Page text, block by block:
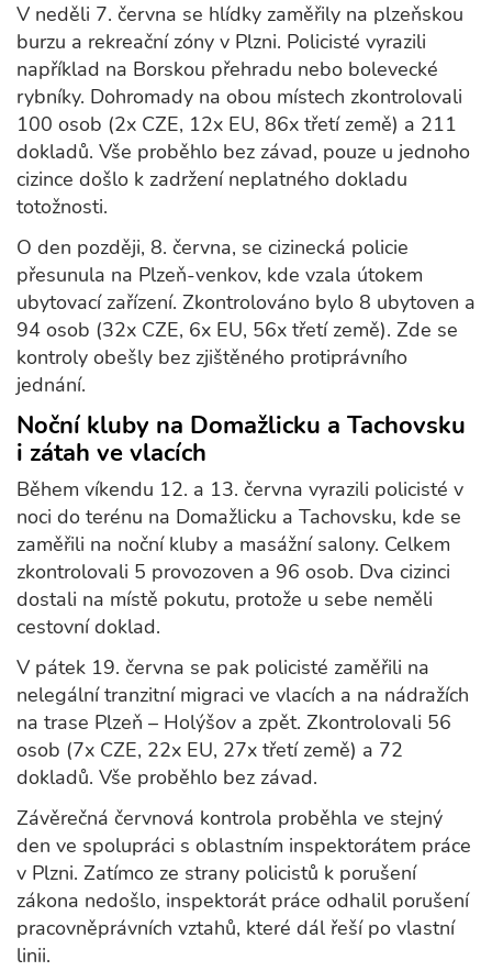
V neděli 7. června se hlídky zaměřily na plzeňskou
burzu a rekreační zóny v Plzni. Policisté vyrazili
například na Borskou přehradu nebo bolevecké
rybníky. Dohromady na obou místech zkontrolovali
100 osob (2x CZE, 12x EU, 86x třetí země) a 211
dokladů. Vše proběhlo bez závad, pouze u jednoho
cizince došlo k zadržení neplatného dokladu
totožnosti.
O den později, 8. června, se cizinecká policie
přesunula na Plzeň-venkov, kde vzala útokem
ubytovací zařízení. Zkontrolováno bylo 8 ubytoven a
94 osob (32x CZE, 6x EU, 56x třetí země). Zde se
kontroly obešly bez zjištěného protiprávního
jednání.
Noční kluby na Domažlicku a Tachovsku
i zátah ve vlacích
Během víkendu 12. a 13. června vyrazili policisté v
noci do terénu na Domažlicku a Tachovsku, kde se
zaměřili na noční kluby a masážní salony. Celkem
zkontrolovali 5 provozoven a 96 osob. Dva cizinci
dostali na místě pokutu, protože u sebe neměli
cestovní doklad.
V pátek 19. června se pak policisté zaměřili na
nelegální tranzitní migraci ve vlacích a na nádražích
na trase Plzeň – Holýšov a zpět. Zkontrolovali 56
osob (7x CZE, 22x EU, 27x třetí země) a 72
dokladů. Vše proběhlo bez závad.
Závěrečná červnová kontrola proběhla ve stejný
den ve spolupráci s oblastním inspektorátem práce
v Plzni. Zatímco ze strany policistů k porušení
zákona nedošlo, inspektorát práce odhalil porušení
pracovněprávních vztahů, které dál řeší po vlastní
linii.